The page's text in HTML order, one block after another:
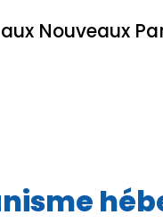
Nouveaux